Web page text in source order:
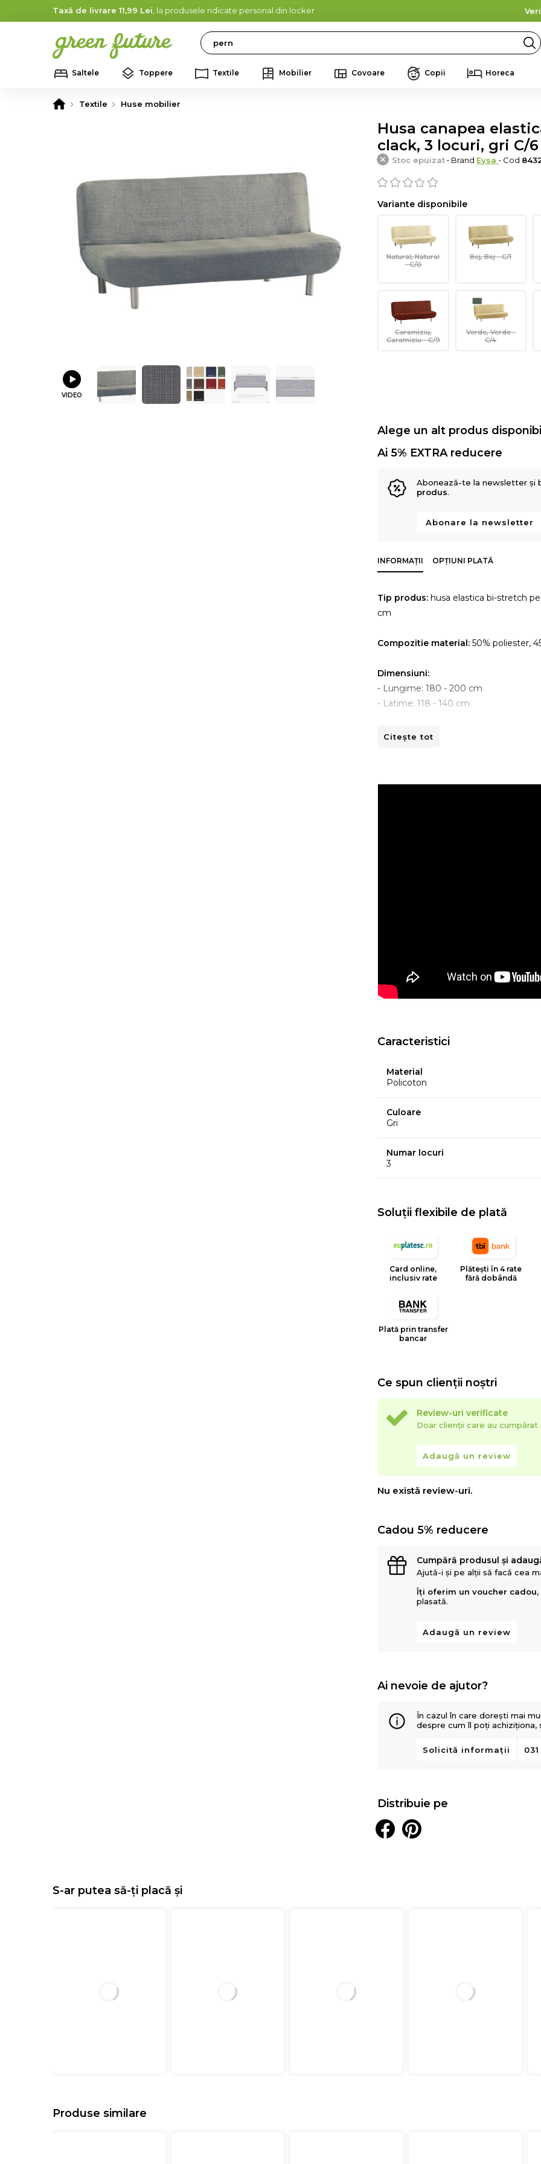
Taxă de livrare 11,99 Lei , la produsele ridicate personal din locker
Search
Saltele Toppere Textile Mobilier Covoare Copii Horeca
Textile Huse mobilier
VIDEO
Husa canapea
clack, 3 locuri, gri C/6
Stoc epuizat • Brand Eysa • Cod
Variante disponibile
Natural, Natural
- C/0
Bej, Bej - C/1
Caramiziu,
Caramiziu - C/9
Verde, Verde -
C/4
Alege un alt produs
Ai 5% EXTRA reducere
Abonează-te la newsletter și
produs.
Abonare la newsletter
INFORMAȚII OPȚIUNI PLATĂ
Tip produs: husa elastica bi-stretch
cm
Compozitie material: 50% poliester,
Dimensiuni:
- Lungime: 180 - 200 cm
- Latime: 118 - 140 cm
Instructiuni de spalare:
este un brand spaniol de
huselor pentru mobilier. Creativitatea,
Citește tot
Caracteristici
Material
Policoton
Culoare
Gri
Numar locuri
3
Soluții flexibile de plată
Card online,
inclusiv rate
Plătești în 4 rate
fără dobândă
Plată prin transfer
bancar
Ce spun clienții noștri
Review-uri verificate
Doar clienții care au
Adaugă un review
Nu există review-uri.
Cadou 5% reducere
Cumpără produsul și
Ajută-i și pe alții să facă cea
Îți oferim un voucher cadou,
plasată.
Adaugă un review
Ai nevoie de ajutor?
În cazul în care dorești mai
despre cum îl poți achiziționa,
Solicită informații
Distribuie pe
S-ar putea să-ți placă și
Produse similare